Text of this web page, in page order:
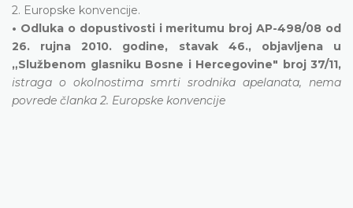
2. Europske konvencije.
• Odluka o dopustivosti i meritumu broj AP-498/08 od
26. rujna 2010. godine, stavak 46., objavljena u
„Službenom glasniku Bosne i Hercegovine" broj 37/11,
istraga o okolnostima smrti srodnika apelanata, nema
povrede članka 2. Europske konvencije